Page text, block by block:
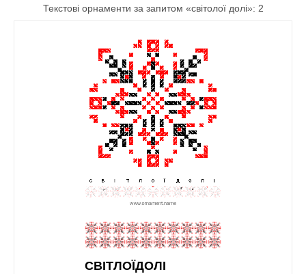
Текстові орнаменти за запитом «світолої долі»: 2
СВІТЛОЇДОЛІ